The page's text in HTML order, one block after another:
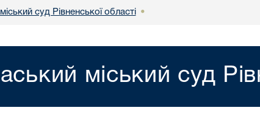
суд Рівненської області •
міський суд